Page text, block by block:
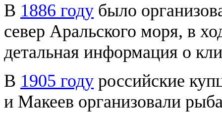
В 1886 году было
север Аральского моря, в
детальная информация о
В 1905 году российские
и Макеев организовали